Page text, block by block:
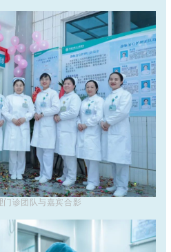
门诊团队与嘉宾合影